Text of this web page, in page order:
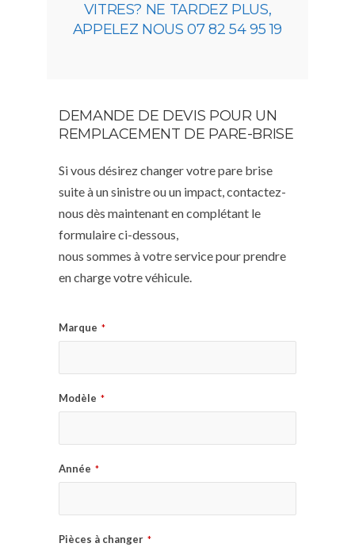
VITRES? NE TARDEZ PLUS,
APPELEZ NOUS 07 82 54 95 19
DEMANDE DE DEVIS POUR UN
REMPLACEMENT DE PARE-BRISE
Si vous désirez changer votre pare brise
suite à un sinistre ou un impact, contactez-
nous dès maintenant en complétant le
formulaire ci-dessous,
nous sommes à votre service pour prendre
en charge votre véhicule.
Marque *
Modèle *
Année *
Pièces à changer *